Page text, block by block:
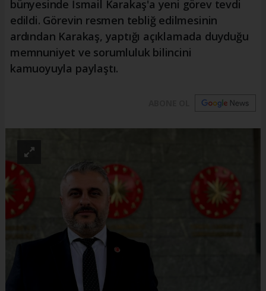
bünyesinde İsmail Karakaş'a yeni görev tevdi
edildi. Görevin resmen tebliğ edilmesinin
ardından Karakaş, yaptığı açıklamada duyduğu
memnuniyet ve sorumluluk bilincini
kamuoyuyla paylaştı.